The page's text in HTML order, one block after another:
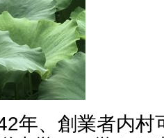
年、創業者内村